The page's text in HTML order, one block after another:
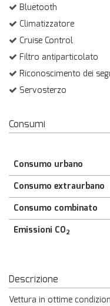
Bluetooth
Climatizzatore
Cruise Control
Filtro antiparticolato
Riconoscimento dei
Servosterzo
Consumi
Consumo urbano
Consumo extraurbano
Consumo combinato
Emissioni CO2
Descrizione
Vettura in ottime